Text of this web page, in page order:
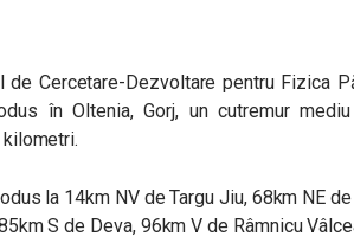
de Cercetare-Dezvoltare pentru Fizica
în Oltenia, Gorj, un cutremur
la 14km NV de Targu Jiu, 68km NE
S de Deva, 96km V de Râmnicu